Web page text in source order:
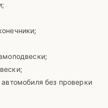
без проверки